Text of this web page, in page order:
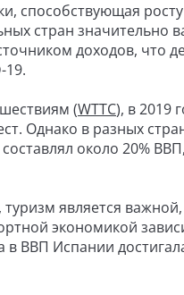
способствующая
стран значительно
доходов, что
19.
(WTTC), в 2019
Однако в разных
около 20%
является
экономикой
ВВП Испании